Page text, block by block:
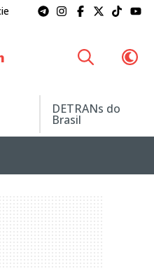
DETRANs do
Brasil